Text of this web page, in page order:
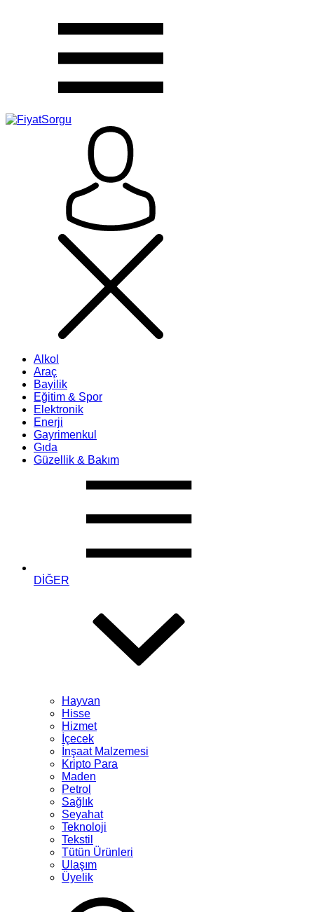
Alkol
Araç
Bayilik
Eğitim & Spor
Elektronik
Enerji
Gayrimenkul
Gıda
Güzellik & Bakım
DİĞER
Hayvan
Hisse
Hizmet
İçecek
İnşaat Malzemesi
Kripto Para
Maden
Petrol
Sağlık
Seyahat
Teknoloji
Tekstil
Tütün Ürünleri
Ulaşım
Üyelik